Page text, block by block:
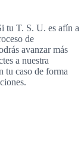
tu T. S. U. es afín a
de
avanzar más
a nuestra
tu caso de forma